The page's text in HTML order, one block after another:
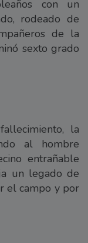
con un
rodeado de
de la
sexto grado
la
al hombre
entrañable
un legado de
el campo y por